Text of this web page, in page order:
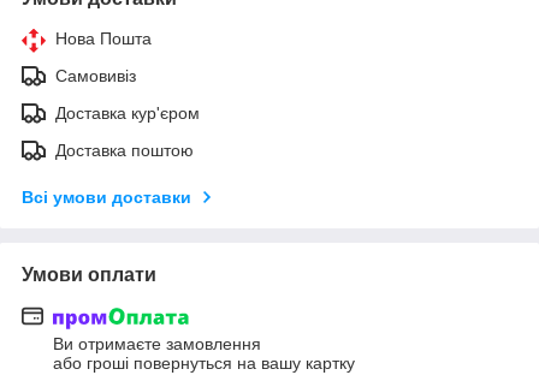
Нова Пошта
Самовивіз
Доставка кур'єром
Доставка поштою
Всі умови доставки
Умови оплати
Ви отримаєте замовлення
або гроші повернуться на вашу картку